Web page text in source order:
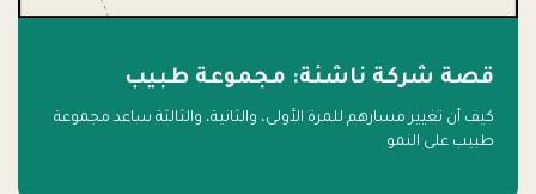
قصة شركة ناشئة: مجموعة طبيب
كيف أن تغيير مسارهم للمرة الأولى، والثانية، والثالثة ساعد مجموعة
طبيب على النمو